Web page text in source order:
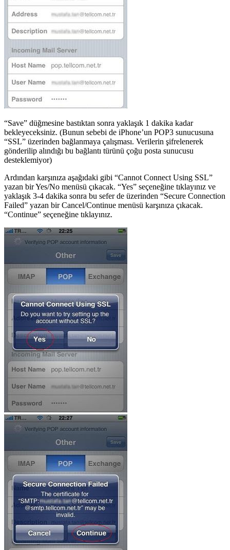
“Save” düğmesine bastıktan sonra yaklaşık 1 dakika kadar
bekleyeceksiniz. (Bunun sebebi de iPhone’un POP3 sunucusuna
“SSL” üzerinden bağlanmaya çalışması. Verilerin şifrelenerek
gönderilip alındığı bu bağlantı türünü çoğu posta sunucusu
desteklemiyor)
Ardından karşınıza aşağıdaki gibi “Cannot Connect Using SSL”
yazan bir Yes/No menüsü çıkacak. “Yes” seçeneğine tıklayınız ve
yaklaşık 3-4 dakika sonra bu sefer de üzerinden “Secure Connection
Failed” yazan bir Cancel/Continue menüsü karşınıza çıkacak.
“Continue” seçeneğine tıklayınız.